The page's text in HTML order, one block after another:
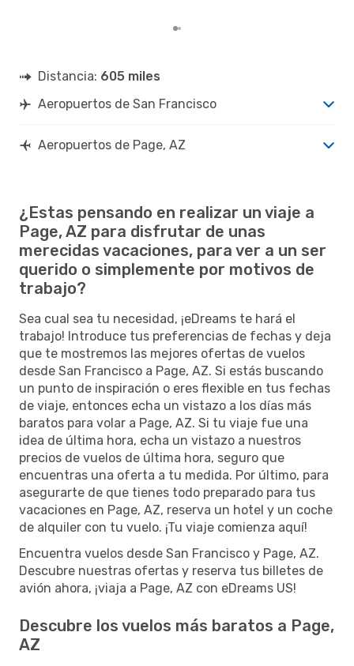
Distancia: 605 miles
Aeropuertos de San Francisco
Aeropuertos de Page, AZ
¿Estas pensando en realizar un viaje a
Page, AZ para disfrutar de unas
merecidas vacaciones, para ver a un ser
querido o simplemente por motivos de
trabajo?
Sea cual sea tu necesidad, ¡eDreams te hará el
trabajo! Introduce tus preferencias de fechas y deja
que te mostremos las mejores ofertas de vuelos
desde San Francisco a Page, AZ. Si estás buscando
un punto de inspiración o eres flexible en tus fechas
de viaje, entonces echa un vistazo a los días más
baratos para volar a Page, AZ. Si tu viaje fue una
idea de última hora, echa un vistazo a nuestros
precios de vuelos de última hora, seguro que
encuentras una oferta a tu medida. Por último, para
asegurarte de que tienes todo preparado para tus
vacaciones en Page, AZ, reserva un hotel y un coche
de alquiler con tu vuelo. ¡Tu viaje comienza aquí!
Encuentra vuelos desde San Francisco y Page, AZ.
Descubre nuestras ofertas y reserva tus billetes de
avión ahora, ¡viaja a Page, AZ con eDreams US!
Descubre los vuelos más baratos a Page,
AZ